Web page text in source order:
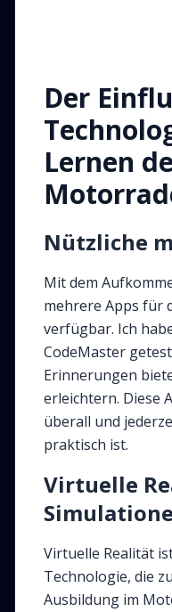
Der
Lernen
Nützliche
Mit dem
mehrere Apps für
verfügbar. Ich
CodeMaster
Erinnerungen
erleichtern. Diese
überall und
praktisch ist.
Virtuelle
Virtuelle Realität
Technologie, die
Ausbildung im